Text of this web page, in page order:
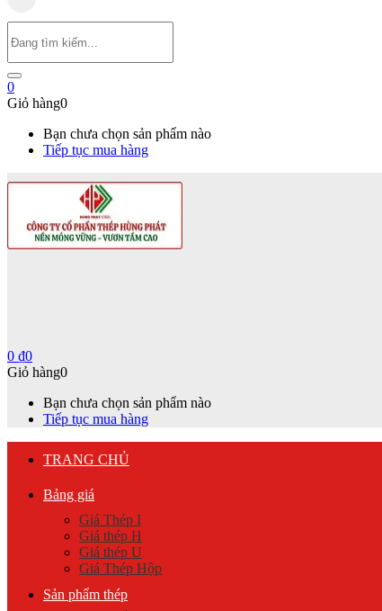
0
Giỏ hàng0
Bạn chưa chọn sản phẩm nào
Tiếp tục mua hàng
0 ₫0
Giỏ hàng0
Bạn chưa chọn sản phẩm nào
Tiếp tục mua hàng
TRANG CHỦ
Bảng giá
Giá Thép I
Giá thép H
Giá thép U
Giá Thép Hộp
Sản phẩm thép